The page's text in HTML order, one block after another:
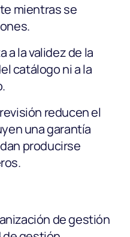
mientras se
a la validez de la
catálogo ni a la
reducen el
una garantía
producirse
de gestión